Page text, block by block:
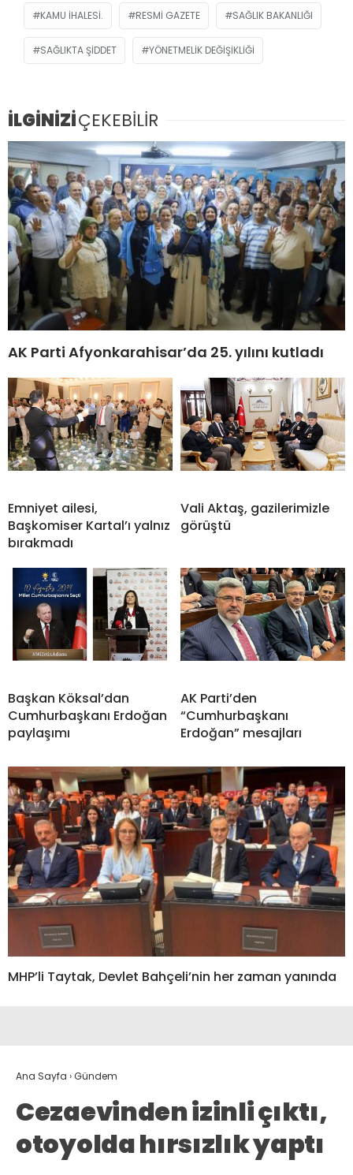
KAMU IHALESI. RESMİ GAZETE SAĞLIK BAKANLIĞI
SAĞLIKTA ŞIDDET YÖNETMELIK DEĞIŞIKLIĞI
İLGİNİZİÇEKEBİLİR
AK Parti Afyonkarahisar’da 25. yılını kutladı
Emniyet ailesi,
Başkomiser Kartal’ı yalnız
bırakmadı
Vali Aktaş, gazilerimizle
görüştü
Başkan Köksal’dan
Cumhurbaşkanı Erdoğan
paylaşımı
AK Parti’den
“Cumhurbaşkanı
Erdoğan” mesajları
MHP’li Taytak, Devlet Bahçeli’nin her zaman yanında
Ana Sayfa ›Gündem
Cezaevinden izinli çıktı,
otoyolda hırsızlık yaptı